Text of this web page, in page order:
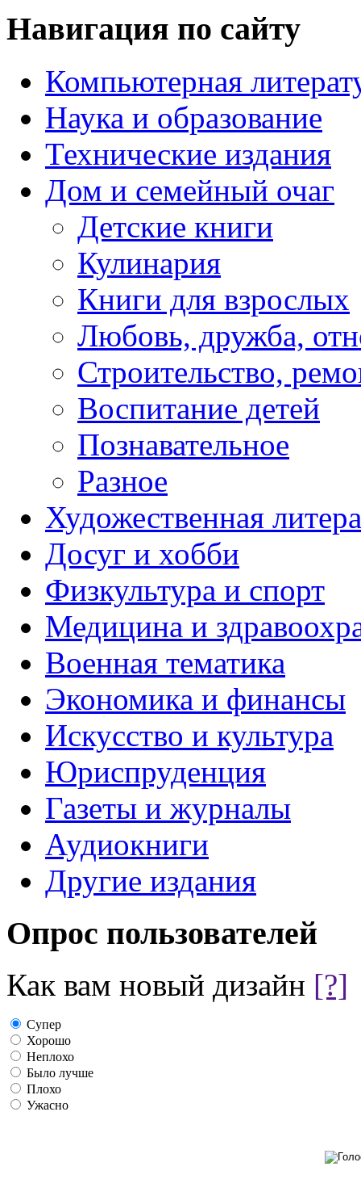
Навигация по сайту
Компьютерная
Наука и образование
Технические издания
Дом и семейный очаг
Детские книги
Кулинария
Книги для взрослых
Любовь, дружба,
Строительство,
Воспитание детей
Познавательное
Разное
Художественная
Досуг и хобби
Физкультура и спорт
Медицина и
Военная тематика
Экономика и финансы
Искусство и культура
Юриспруденция
Газеты и журналы
Аудиокниги
Другие издания
Опрос пользователей
Как вам новый дизайн [?]
Супер
Хорошо
Неплохо
Было лучше
Плохо
Ужасно